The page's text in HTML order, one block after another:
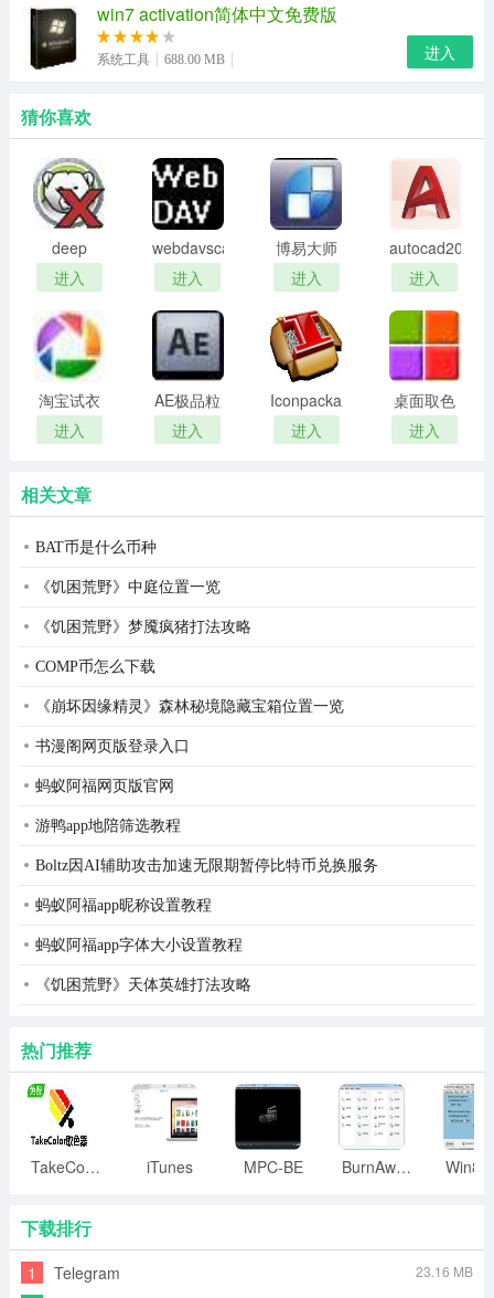
在这里看到的，都是写sys.dll文件，都是些服务或者驱动
加载的文件。黑色是系统的。蓝色是非系统的，红色的是
3、内核相关
这些东西不能乱动，一旦出问题，小则系统重启，大则，
报废！
4、钩子
什么是钩子？ 简单的说，比如用户敲下键盘的字母k，系
统就会捕获这个动作，并且发送相关消息到当前程序的输
入窗口。 一般情况是这样的，但是病毒使用钩子，挂载到
相关函数，那么这个字母k的消息就不是发送到软件了，而
是先发送到病毒。 如此，病毒可以截获用户的输入消息，
适用系统环境
windows pe / 安全模式 / windows xp / windows 2003
server / vista / windows 2008 server / windows 7 /
windows 8 / windows 8.1 / windows 10 rtm / windows 10
build 10586
功能说明
1. 所有进程的枚举(包括内核中隐藏的进程)
2. 所有文件的枚举(包括内核中隐藏的文件)
3. 进程中所有模块的枚举(包括内核中隐藏的模块)
4. 模块被哪些进程加载的检索
5. 查看文件/文件夹被占用的情况
8. 可以unlock占用文件的进程
9. 文件/文件夹的粉碎(可强删unlocker1.8.9/金山/超级巡警
文件粉碎机无法删除的顽固文件)
10. 阻止文件粉碎后用还原软件还原(采用美国国防部dod
11. 用磁盘解析技术检索硬盘数据
win7 activation简体中文免费版
系统工具 688.00 MB 进入
猜你喜欢
deep
freeze
password
remover(冰
点还原密
码清除器)
进入
webdavscan
客户端
(web漏洞
扫描软件)
进入
博易大师
资管版
进入
autocad2002
迷你版
进入
淘宝试衣
服软件
进入
AE极品粒
子插件
(Trapcode
进入
Iconpackager
中文补丁
进入
桌面取色
工具
colorpix
进入
相关文章
BAT币是什么币种
《饥困荒野》中庭位置一览
《饥困荒野》梦魇疯猪打法攻略
COMP币怎么下载
《崩坏因缘精灵》森林秘境隐藏宝箱位置一览
书漫阁网页版登录入口
蚂蚁阿福网页版官网
游鸭app地陪筛选教程
Boltz因AI辅助攻击加速无限期暂停比特币兑换服务
蚂蚁阿福app昵称设置教程
蚂蚁阿福app字体大小设置教程
《饥困荒野》天体英雄打法攻略
热门推荐
TakeColor取色器 iTunes MPC-BE BurnAware
下载排行
1 Telegram 23.16 MB